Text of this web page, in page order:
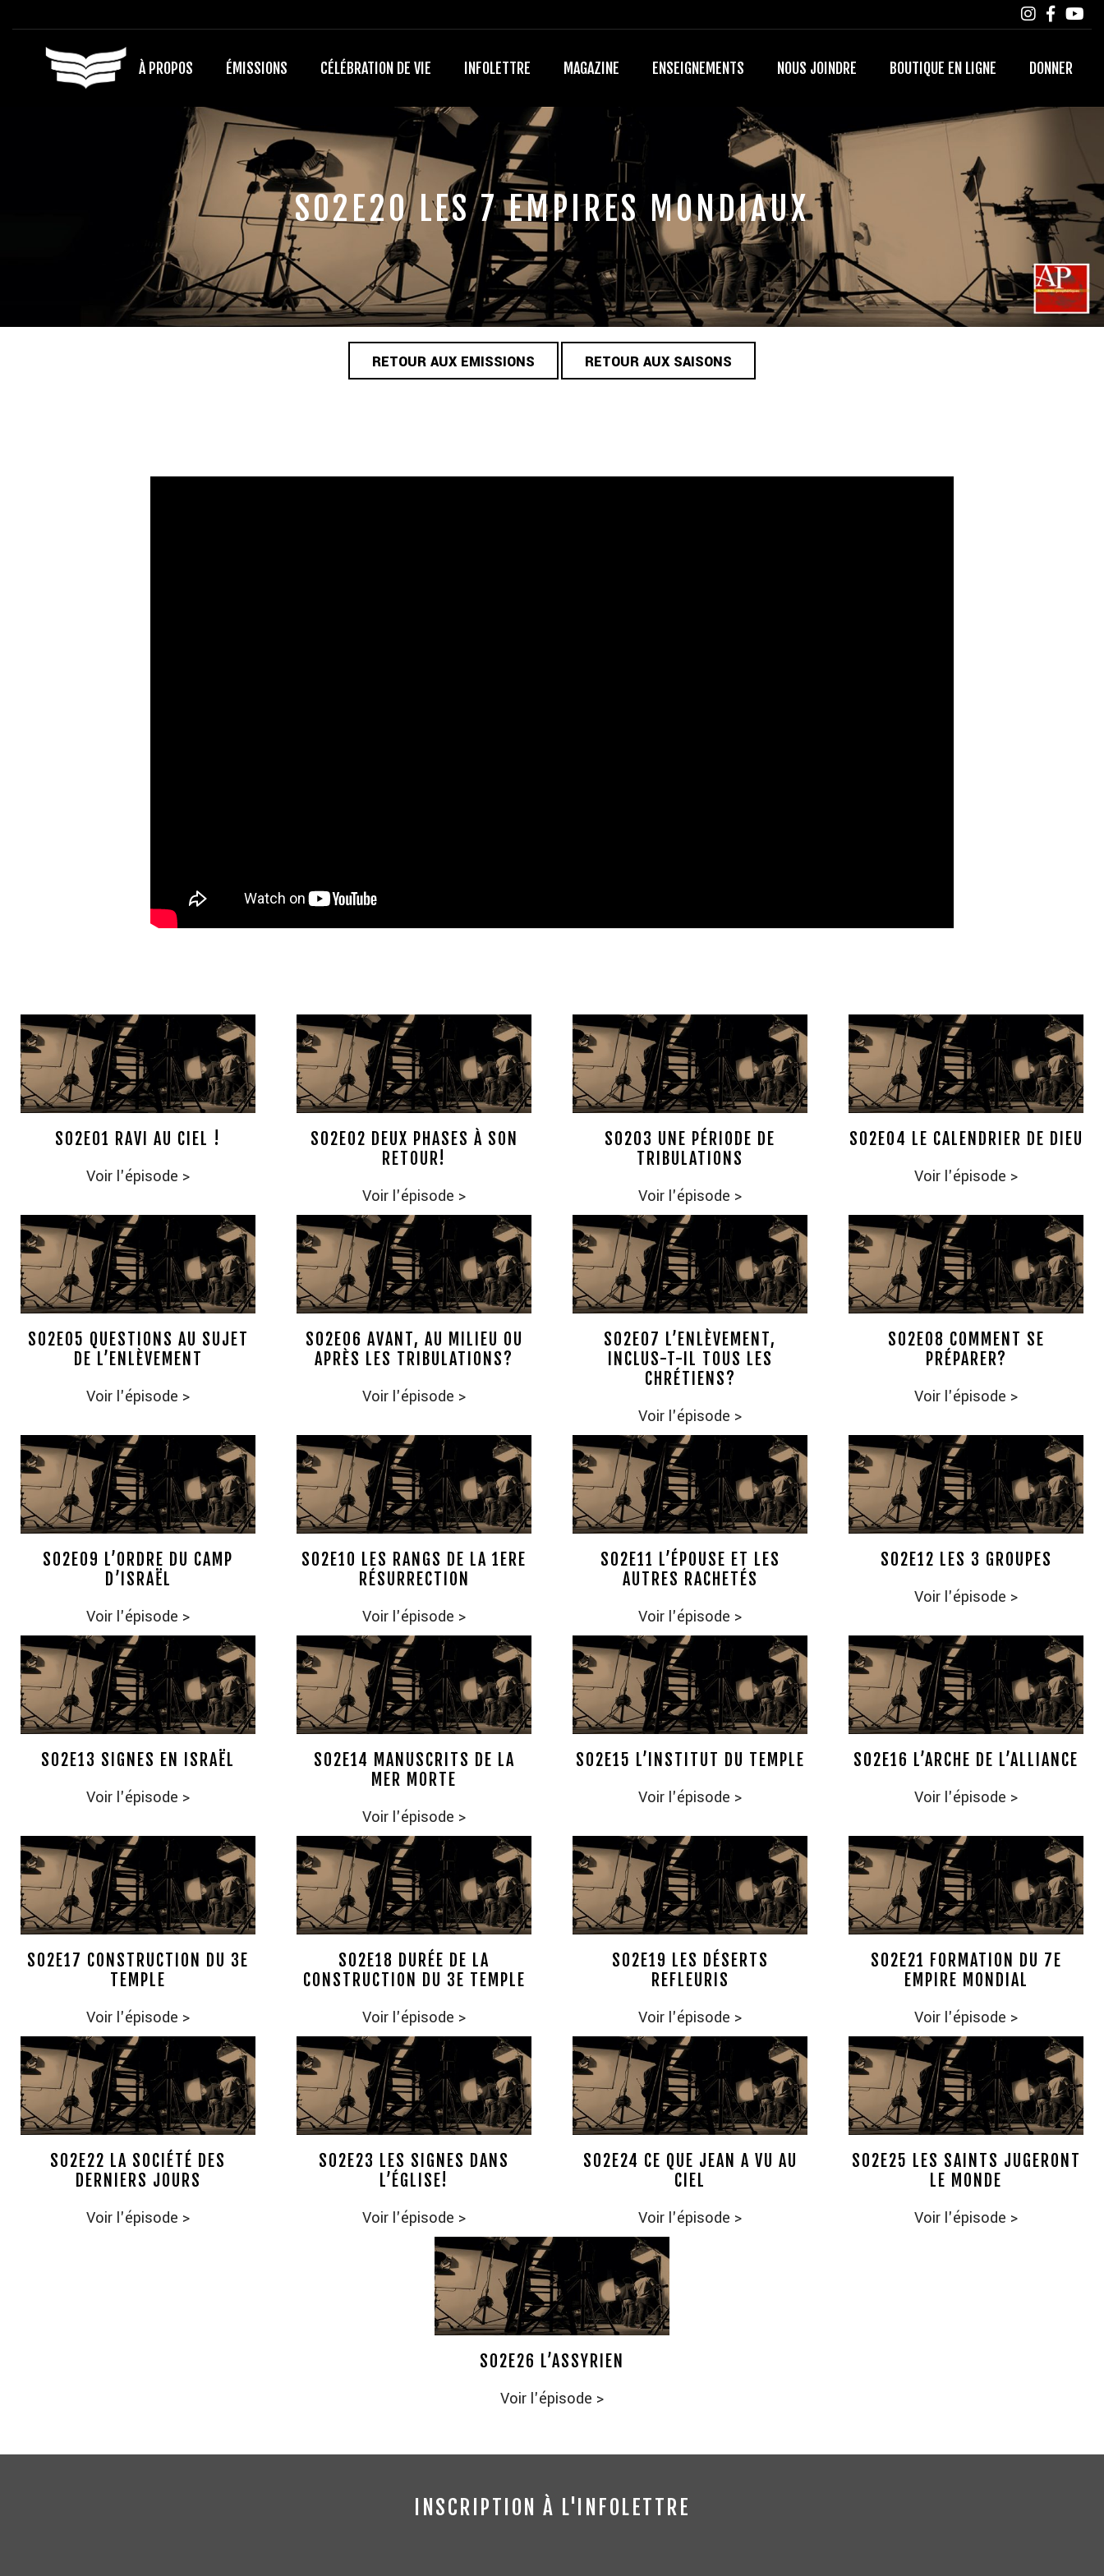
À PROPOS ÉMISSIONS CÉLÉBRATION DE VIE INFOLETTRE MAGAZINE ENSEIGNEMENTS NOUS JOINDRE BOUTIQUE EN LIGNE DONNER
S02E20 LES 7 EMPIRES MONDIAUX
RETOUR AUX EMISSIONS RETOUR AUX SAISONS
S02E01 RAVI AU CIEL !
Voir l'épisode >
S02E02 DEUX PHASES À SON
RETOUR!
Voir l'épisode >
S0203 UNE PÉRIODE DE
TRIBULATIONS
Voir l'épisode >
S02E04 LE CALENDRIER DE DIEU
Voir l'épisode >
S02E05 QUESTIONS AU SUJET
DE L’ENLÈVEMENT
Voir l'épisode >
S02E06 AVANT, AU MILIEU OU
APRÈS LES TRIBULATIONS?
Voir l'épisode >
S02E07 L’ENLÈVEMENT,
INCLUS-T-IL TOUS LES
CHRÉTIENS?
Voir l'épisode >
S02E08 COMMENT SE
PRÉPARER?
Voir l'épisode >
S02E09 L’ORDRE DU CAMP
D’ISRAËL
Voir l'épisode >
S02E10 LES RANGS DE LA 1ERE
RÉSURRECTION
Voir l'épisode >
S02E11 L’ÉPOUSE ET LES
AUTRES RACHETÉS
Voir l'épisode >
S02E12 LES 3 GROUPES
Voir l'épisode >
S02E13 SIGNES EN ISRAËL
Voir l'épisode >
S02E14 MANUSCRITS DE LA
MER MORTE
Voir l'épisode >
S02E15 L’INSTITUT DU TEMPLE
Voir l'épisode >
S02E16 L’ARCHE DE L’ALLIANCE
Voir l'épisode >
S02E17 CONSTRUCTION DU 3E
TEMPLE
Voir l'épisode >
S02E18 DURÉE DE LA
CONSTRUCTION DU 3E TEMPLE
Voir l'épisode >
S02E19 LES DÉSERTS
REFLEURIS
Voir l'épisode >
S02E21 FORMATION DU 7E
EMPIRE MONDIAL
Voir l'épisode >
S02E22 LA SOCIÉTÉ DES
DERNIERS JOURS
Voir l'épisode >
S02E23 LES SIGNES DANS
L’ÉGLISE!
Voir l'épisode >
S02E24 CE QUE JEAN A VU AU
CIEL
Voir l'épisode >
S02E25 LES SAINTS JUGERONT
LE MONDE
Voir l'épisode >
S02E26 L’ASSYRIEN
Voir l'épisode >
INSCRIPTION À L'INFOLETTRE